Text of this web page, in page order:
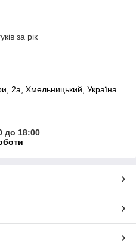
за рік
2a, Хмельницький, Україна
до 18:00